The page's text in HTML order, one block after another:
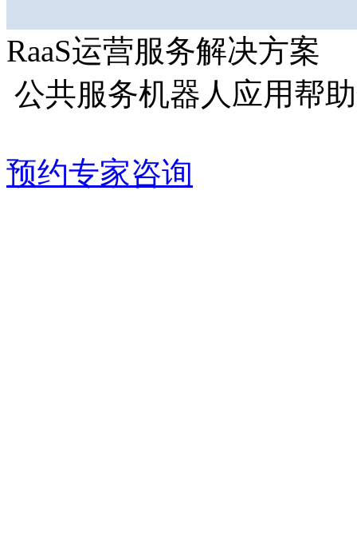
RaaS运营服务解决方案
公共服务机器人应用帮
预约专家咨询